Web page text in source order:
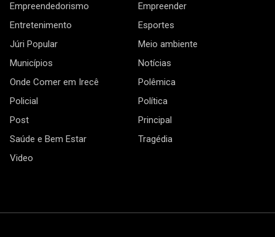
Empreendedorismo
Empreender
Entretenimento
Esportes
Júri Popular
Meio ambiente
Municípios
Notícias
Onde Comer em Irecê
Polêmica
Policial
Política
Post
Principal
Saúde e Bem Estar
Tragédia
Video